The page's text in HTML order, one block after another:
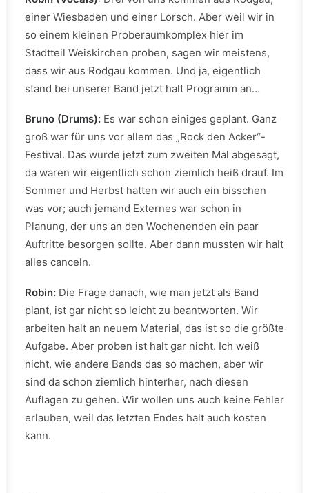
einer Wiesbaden und einer Lorsch. Aber weil wir in
so einem kleinen Proberaumkomplex hier im
Stadtteil Weiskirchen proben, sagen wir meistens,
dass wir aus Rodgau kommen. Und ja, eigentlich
stand bei unserer Band jetzt halt Programm an…
Bruno (Drums): Es war schon einiges geplant. Ganz
groß war für uns vor allem das „Rock den Acker“-
Festival. Das wurde jetzt zum zweiten Mal abgesagt,
da waren wir eigentlich schon ziemlich heiß drauf. Im
Sommer und Herbst hatten wir auch ein bisschen
was vor; auch jemand Externes war schon in
Planung, der uns an den Wochenenden ein paar
Auftritte besorgen sollte. Aber dann mussten wir halt
alles canceln.
Robin: Die Frage danach, wie man jetzt als Band
plant, ist gar nicht so leicht zu beantworten. Wir
arbeiten halt an neuem Material, das ist so die größte
Aufgabe. Aber proben ist halt gar nicht. Ich weiß
nicht, wie andere Bands das so machen, aber wir
sind da schon ziemlich hinterher, nach diesen
Auflagen zu gehen. Wir wollen uns auch keine Fehler
erlauben, weil das letzten Endes halt auch kosten
kann.